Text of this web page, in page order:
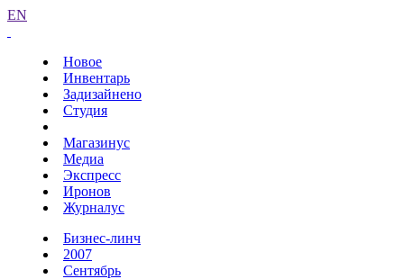
EN
Новое
Инвентарь
Задизайнено
Студия
Магазинус
Медиа
Экспресс
Иронов
Журналус
Бизнес-линч
2007
Сентябрь